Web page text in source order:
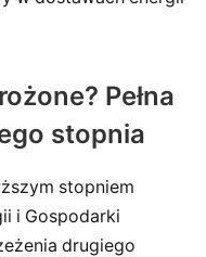
Pełna
stopnia
stopniem
i Gospodarki
drugiego